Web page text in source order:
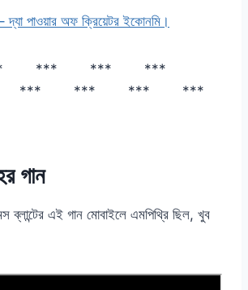
পাওয়ার অফ ক্রিয়েটর ইকোনমি।
*** *** ***
*** *** *** ***
গান
ব্লান্টের এই গান মোবাইলে এমপিথ্রি ছিল, খুব